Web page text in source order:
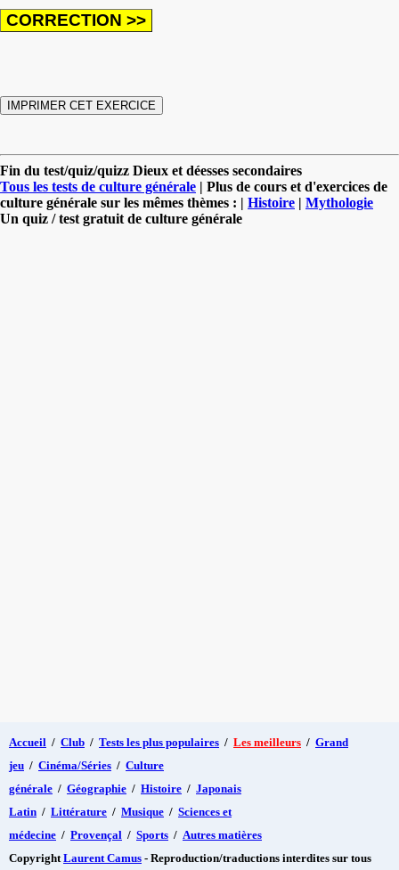
Fin du test/quiz/quizz Dieux et déesses secondaires
Tous les tests de culture générale | Plus de cours et d'exercices de
culture générale sur les mêmes thèmes : | Histoire | Mythologie
Un quiz / test gratuit de culture générale
Accueil / Club / Tests les plus populaires / Les meilleurs / Grand
jeu / Cinéma/Séries / Culture
générale / Géographie / Histoire / Japonais
Latin / Littérature / Musique / Sciences et
médecine / Provençal / Sports / Autres matières
Copyright Laurent Camus - Reproduction/traductions interdites sur tous